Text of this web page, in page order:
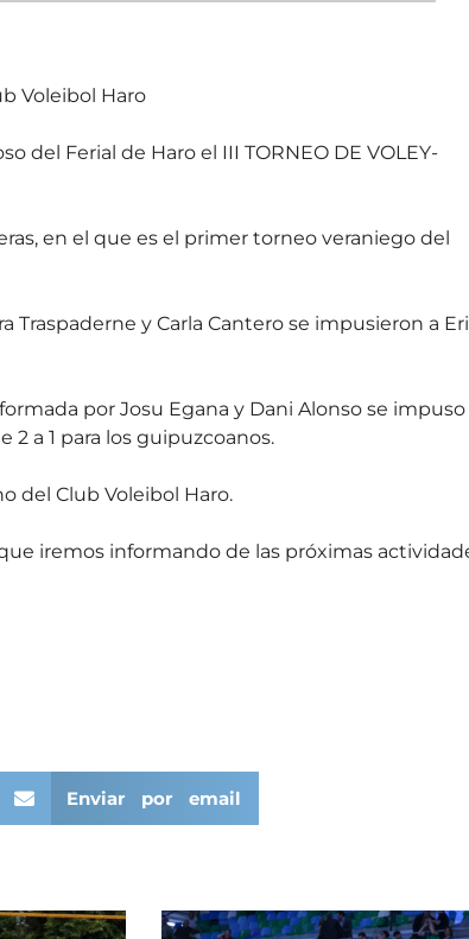
Voleibol Haro
del Ferial de Haro el III TORNEO DE VOLEY-
en el que es el primer torneo veraniego del
Traspaderne y Carla Cantero se impusieron a
por Josu Egana y Dani Alonso se impuso
2 a 1 para los guipuzcoanos.
del Club Voleibol Haro.
iremos informando de las próximas
Enviar por email